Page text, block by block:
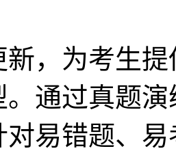
新，为考生
。通过真题
对易错题、